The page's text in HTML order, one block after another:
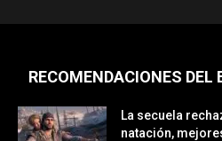
RECOMENDACIONES DEL
La secuela
natación,